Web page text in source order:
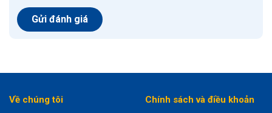
Về chúng tôi Chính sách và điều khoản